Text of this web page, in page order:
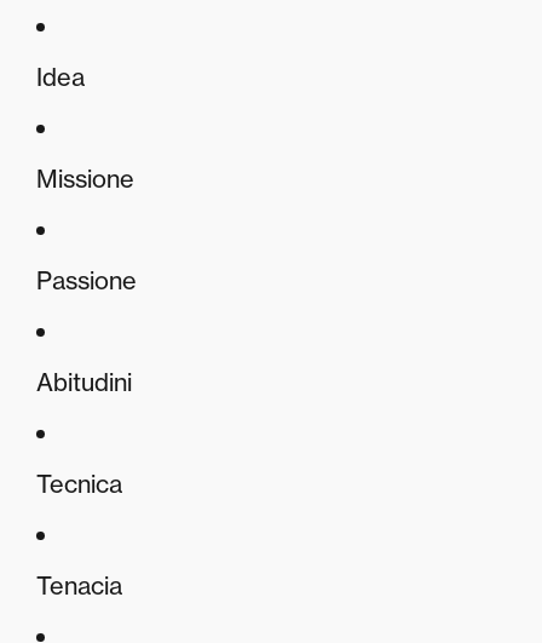
Idea
Missione
Passione
Abitudini
Tecnica
Tenacia